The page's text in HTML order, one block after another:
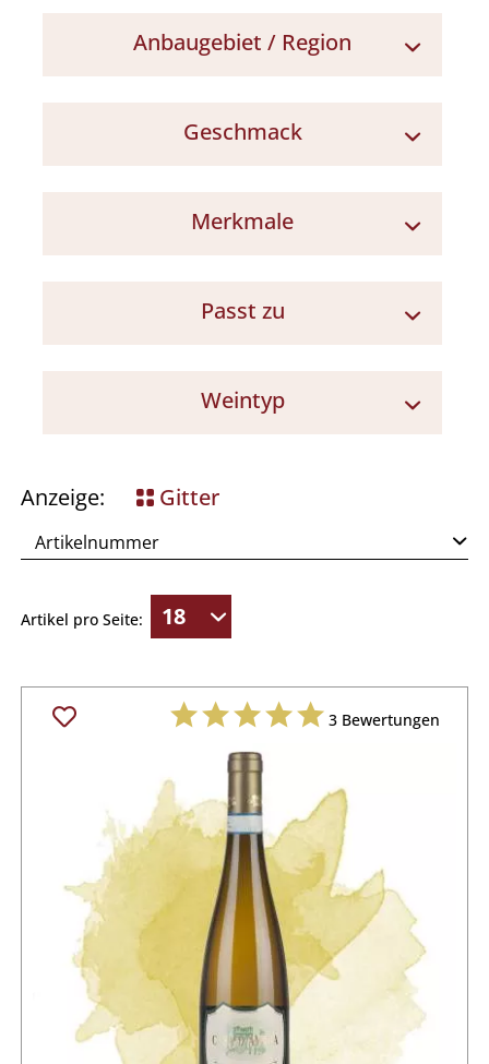
Anbaugebiet / Region
Geschmack
schlank / geradlinig
Merkmale
Meine Empfehlung (Jakob Jünke)
Passt zu
Frischer KäseWeintyp
Anzeige:
Gitter
Artikel pro Seite:
3Bewertungen